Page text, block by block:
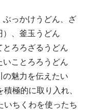
っかけうどん、ざ
、釜玉うどん
とろろざるうどん
いことろろうどん
の魅力を伝えたい
極的に取り入れ、
いちくわを使ったち